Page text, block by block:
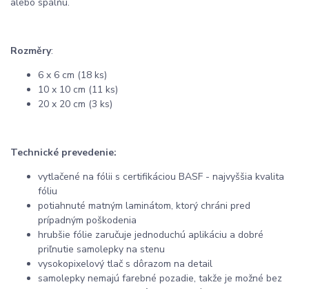
Rozměry:
6 x 6 cm (18 ks)
10 x 10 cm (11 ks)
20 x 20 cm (3 ks)
Technické prevedenie:
vytlačené na fólii s certifikáciou BASF - najvyššia kvalita
fóliu
potiahnuté matným laminátom, ktorý chráni pred
prípadným poškodenia
hrubšie fólie zaručuje jednoduchú aplikáciu a dobré
priľnutie samolepky na stenu
vysokopixelový tlač s dôrazom na detail
samolepky nemajú farebné pozadie, takže je možné bez